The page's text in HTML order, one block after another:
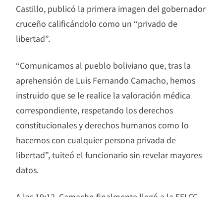
Castillo, publicó la primera imagen del gobernador
cruceño calificándolo como un “privado de
libertad”.
“Comunicamos al pueblo boliviano que, tras la
aprehensión de Luis Fernando Camacho, hemos
instruido que se le realice la valoración médica
correspondiente, respetando los derechos
constitucionales y derechos humanos como lo
hacemos con cualquier persona privada de
libertad”, tuiteó el funcionario sin revelar mayores
datos.